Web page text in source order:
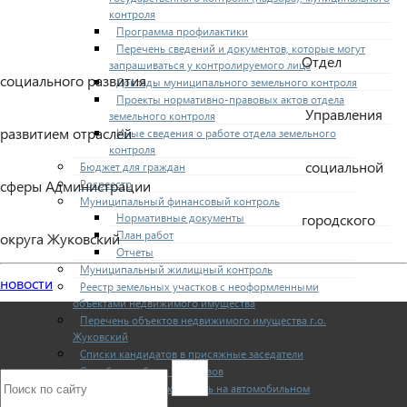
контроля
Программа профилактики
Перечень сведений и документов, которые могут
запрашиваться у контролируемого лица
Доклады муниципального земельного контроля
Проекты нормативно-правовых актов отдела
земельного контроля
Иные сведения о работе отдела земельного
контроля
Бюджет для граждан
Росреестр
Муниципальный финансовый контроль
Нормативные документы
План работ
Отчеты
Муниципальный жилищный контроль
Реестр земельных участков с неоформленными
объектами недвижимого имущества
Перечень объектов недвижимого имущества г.о.
Жуковский
Списки кандидатов в присяжные заседатели
Служба судебных приставов
Муниципальный контроль на автомобильном
Отдел
социального развития
Управления
развитием отраслей
социальной
сферы Администрации
городского
округа Жуковский
новости